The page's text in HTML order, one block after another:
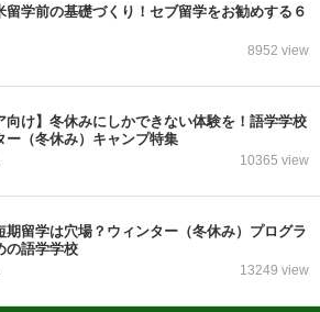
留学前の基礎づくり！セブ留学をお勧めする６
8952 view
向け】冬休みにしかできない体験を！語学学校
ー（冬休み）キャンプ特集
10365 view
期留学は穴場？ウィンター（冬休み）プログラ
の語学学校
13249 view